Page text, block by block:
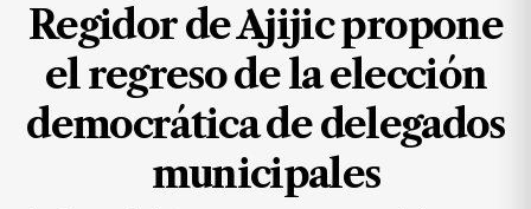
LAGUNA
por
MXN
Regidor de Ajijic propone
el regreso de la elección
democrática de delegados
municipales